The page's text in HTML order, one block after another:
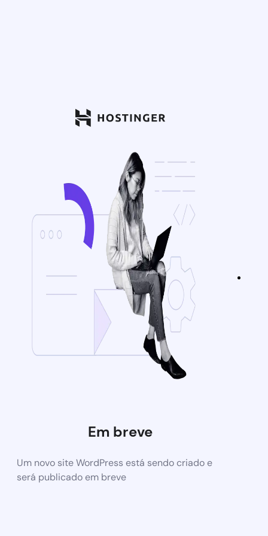
Em breve
Um novo site WordPress está sendo criado e
será publicado em breve